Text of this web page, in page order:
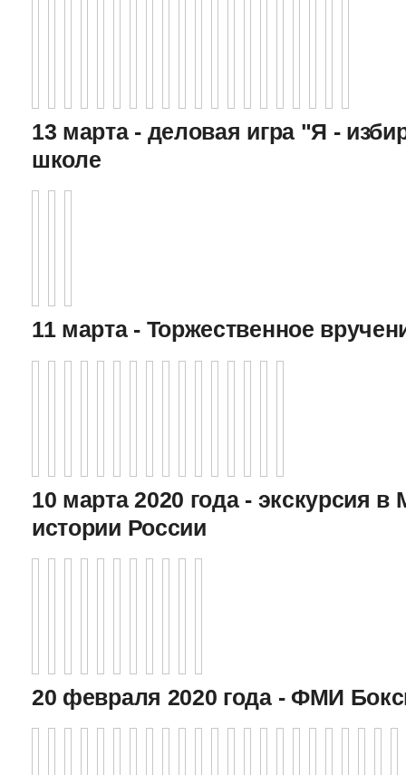
13 марта - деловая игра "Я -
школе
11 марта - Торжественное
10 марта 2020 года - экскурсия в
истории России
20 февраля 2020 года - ФМИ